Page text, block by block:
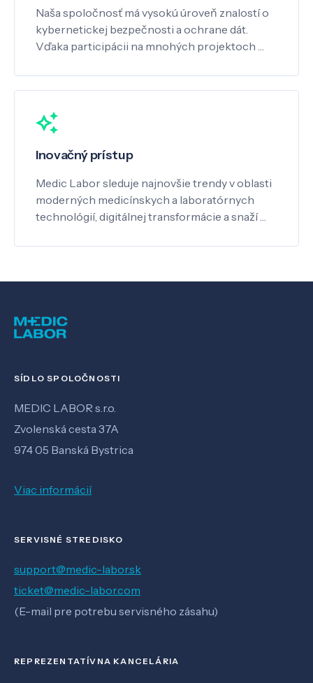
Naša spoločnosť má vysokú úroveň znalostí o
kybernetickej bezpečnosti a ochrane dát.
Vďaka participácii na mnohých projektoch …
Inovačný prístup
Medic Labor sleduje najnovšie trendy v oblasti
moderných medicínskych a laboratórnych
technológií, digitálnej transformácie a snaží …
SÍDLO SPOLOČNOSTI
MEDIC LABOR s.r.o.
Zvolenská cesta 37A
974 05 Banská Bystrica
Viac informácií
SERVISNÉ STREDISKO
support@medic-labor.sk
ticket@medic-labor.com
(E-mail pre potrebu servisného zásahu)
REPREZENTATÍVNA KANCELÁRIA